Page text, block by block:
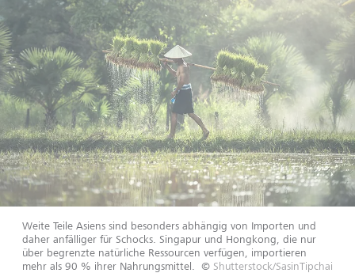
Weite Teile Asiens sind besonders abhängig von Importen und
daher anfälliger für Schocks. Singapur und Hongkong, die nur
über begrenzte natürliche Ressourcen verfügen, importieren
mehr als 90 % ihrer Nahrungsmittel.
© Shutterstock/SasinTipchai